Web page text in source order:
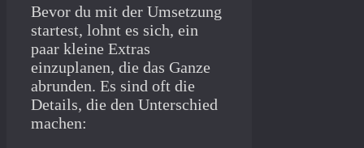
Bevor du mit der Umsetzung
startest, lohnt es sich, ein
paar kleine Extras
einzuplanen, die das Ganze
abrunden. Es sind oft die
Details, die den Unterschied
machen: